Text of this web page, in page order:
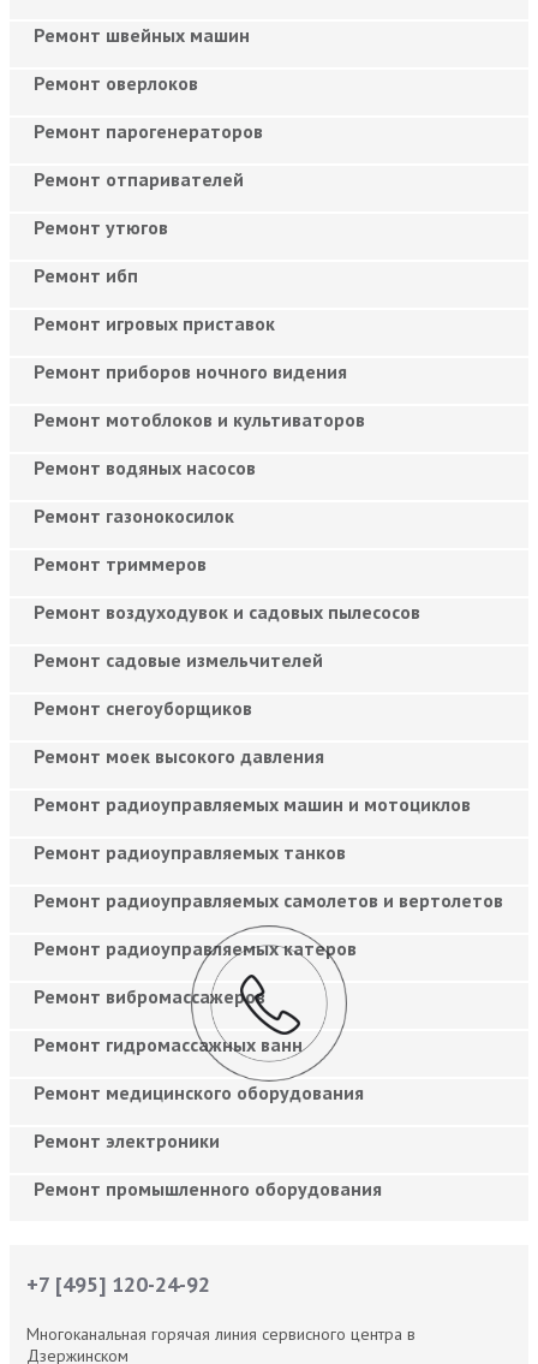
Ремонт швейных машин
Ремонт оверлоков
Ремонт парогенераторов
Ремонт отпаривателей
Ремонт утюгов
Ремонт ибп
Ремонт игровых приставок
Ремонт приборов ночного видения
Ремонт мотоблоков и культиваторов
Ремонт водяных насосов
Ремонт газонокосилок
Ремонт триммеров
Ремонт воздуходувок и садовых пылесосов
Ремонт садовые измельчителей
Ремонт снегоуборщиков
Ремонт моек высокого давления
Ремонт радиоуправляемых машин и мотоциклов
Ремонт радиоуправляемых танков
Ремонт радиоуправляемых самолетов и вертолетов
Ремонт радиоуправляемых катеров
Ремонт вибромассажеров
Ремонт гидромассажных ванн
Ремонт медицинского оборудования
Ремонт электроники
Ремонт промышленного оборудования
+7 [495] 120-24-92
Многоканальная горячая линия сервисного центра в
Дзержинском